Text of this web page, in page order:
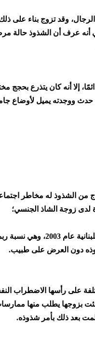
وقد تزوج بناء على
عرف أن الشذوذ حالة مرضية
أنه كان يتذرع بحجج
حدث ووجدته يميل لأوضاع
من الشذوذ له مخاطر
لدى زوجة الشاذ الجنسي؛
فنسبة 1 : 8 من زوجات الشواذ مارسن الجنس مع رجال غير
دون العرض على طبيب.
على رأسها الاضطراب
بزوجها يطلب منها
بعد ذلك بأمر شذوذه.